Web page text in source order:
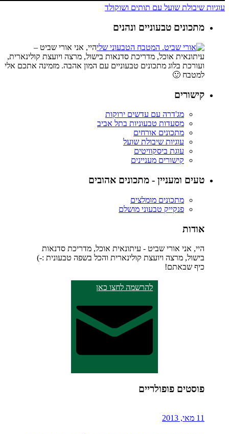
עוגיות שיבולת שועל עם תותים ושוקולד
מתכונים טבעוניים ונהנים
היי, אני אורי שביט –
עיתונאית אוכל, מדריכת סדנאות בישול, מרצה ויועצת קולינארית,
ועורכת בלוג מתכונים טבעוניים עם המון אהבה. מזמינה אתכם אלי
למטבח 🙂
קישורים
מג'דרה עם עדשים ירוקות
מסעדות טבעוניות בתל אביב
מתכונים אורחים
עוגיות שיבולת שועל
עוגת ביסקוויטים
קישורים מעניינים
טעים ומעניין - מתכונים אהובים
מתכונים מומלצים
פנקייק טבעוני מושלם
אודות
היי, אני אורי שביט - עיתונאית אוכל, מדריכת סדנאות
בישול, מרצה ויועצת קולינארית והכל בשפה טבעונית :-)
כיף שבאתם!
להרשמה לחצו כאן
פוסטים פופולריים
11 מאי, 2013